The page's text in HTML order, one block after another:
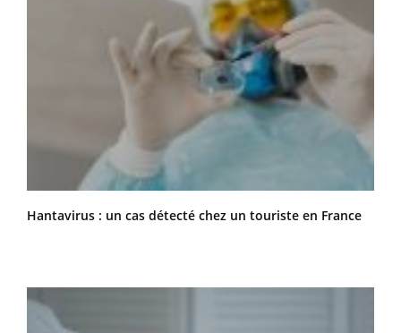
Hantavirus : un cas détecté chez un touriste en France